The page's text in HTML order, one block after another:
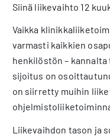
Siinä liikevaihto 12
Vaikka
varmasti kaikkien
henkilöstön –
sijoitus on
on siirretty muihin
Liikevaihdon tason ja